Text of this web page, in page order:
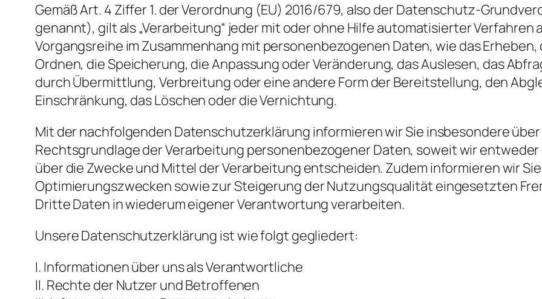
Gemäß Art. 4 Ziffer 1. der Verordnung (EU) 2016/679, also der Datenschutz-
genannt), gilt als „Verarbeitung“ jeder mit oder ohne Hilfe automatisierter
Vorgangsreihe im Zusammenhang mit personenbezogenen Daten, wie das
Ordnen, die Speicherung, die Anpassung oder Veränderung, das Auslesen, das
durch Übermittlung, Verbreitung oder eine andere Form der Bereitstellung, den
Einschränkung, das Löschen oder die Vernichtung.
Mit der nachfolgenden Datenschutzerklärung informieren wir Sie insbesondere
Rechtsgrundlage der Verarbeitung personenbezogener Daten, soweit wir
über die Zwecke und Mittel der Verarbeitung entscheiden. Zudem informieren wir
Optimierungszwecken sowie zur Steigerung der Nutzungsqualität eingesetzten
Dritte Daten in wiederum eigener Verantwortung verarbeiten.
Unsere Datenschutzerklärung ist wie folgt gegliedert:
I. Informationen über uns als Verantwortliche
II. Rechte der Nutzer und Betroffenen